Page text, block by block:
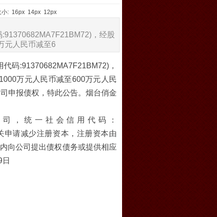
: 16px 14px 12px
，经股
元人民币减至6
码:91370682MA7F21BM72)，
万元人民币减至600万元人民
申报债权，特此公告。烟台俏金
，统一社会信用代码：
申请减少注册资本，注册资本由
向公司提出债权债务或提供相应